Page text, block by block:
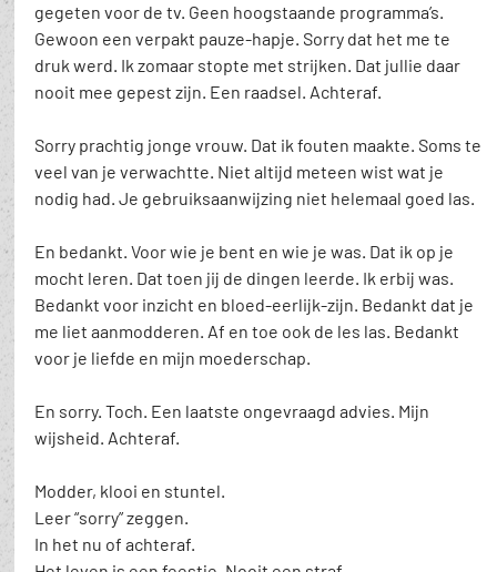
gegeten voor de tv. Geen hoogstaande programma’s.
Gewoon een verpakt pauze-hapje. Sorry dat het me te
druk werd. Ik zomaar stopte met strijken. Dat jullie daar
nooit mee gepest zijn. Een raadsel. Achteraf.
Sorry prachtig jonge vrouw. Dat ik fouten maakte. Soms te
veel van je verwachtte. Niet altijd meteen wist wat je
nodig had. Je gebruiksaanwijzing niet helemaal goed las.
En bedankt. Voor wie je bent en wie je was. Dat ik op je
mocht leren. Dat toen jij de dingen leerde. Ik erbij was.
Bedankt voor inzicht en bloed-eerlijk-zijn. Bedankt dat je
me liet aanmodderen. Af en toe ook de les las. Bedankt
voor je liefde en mijn moederschap.
En sorry. Toch. Een laatste ongevraagd advies. Mijn
wijsheid. Achteraf.
Modder, klooi en stuntel.
Leer “sorry” zeggen.
In het nu of achteraf.